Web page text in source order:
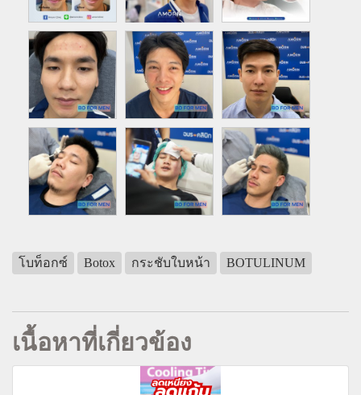
โบท็อกซ์ Botox กระชับใบหน้า BOTULINUM
เนื้อหาที่เกี่ยวข้อง